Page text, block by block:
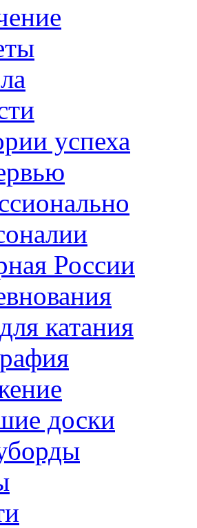
успеха
России
катания
доски